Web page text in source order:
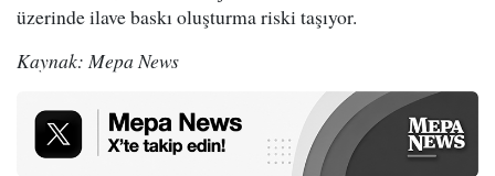
üzerinde ilave baskı oluşturma riski taşıyor.
Kaynak: Mepa News